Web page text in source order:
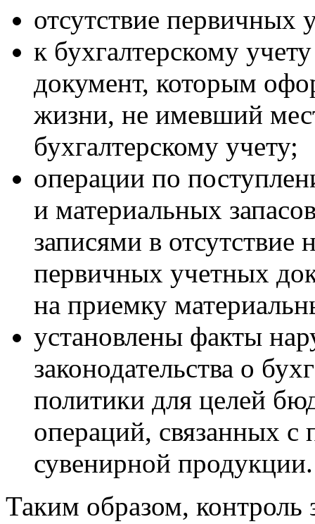
отсутствие первичных
к бухгалтерскому
документ, которым
жизни, не имевший
бухгалтерскому учету;
операции по
и материальных
записями в
первичных учетных
на приемку
установлены факты
законодательства о
политики для целей
операций, связанных с
сувенирной продукции.
Таким образом,